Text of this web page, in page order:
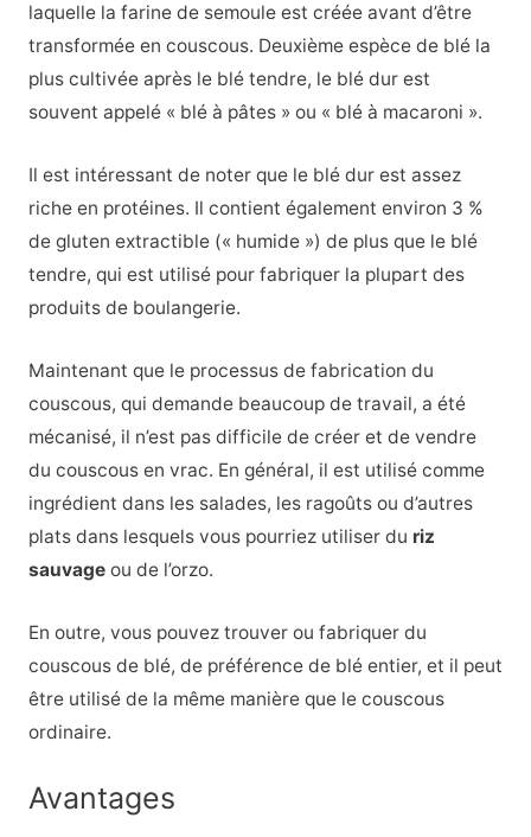
laquelle la farine de semoule est créée avant d’être
transformée en couscous. Deuxième espèce de blé la
plus cultivée après le blé tendre, le blé dur est
souvent appelé « blé à pâtes » ou « blé à macaroni ».
Il est intéressant de noter que le blé dur est assez
riche en protéines. Il contient également environ 3 %
de gluten extractible (« humide ») de plus que le blé
tendre, qui est utilisé pour fabriquer la plupart des
produits de boulangerie.
Maintenant que le processus de fabrication du
couscous, qui demande beaucoup de travail, a été
mécanisé, il n’est pas difficile de créer et de vendre
du couscous en vrac. En général, il est utilisé comme
ingrédient dans les salades, les ragoûts ou d’autres
plats dans lesquels vous pourriez utiliser du riz
sauvageou de l’orzo.
En outre, vous pouvez trouver ou fabriquer du
couscous de blé, de préférence de blé entier, et il peut
être utilisé de la même manière que le couscous
ordinaire.
Avantages